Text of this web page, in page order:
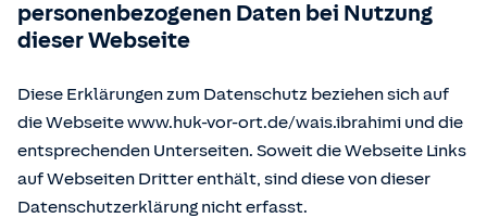
personenbezogenen Daten bei Nutzung
dieser Webseite
Diese Erklärungen zum Datenschutz beziehen sich auf
die Webseite www.huk-vor-ort.de/wais.ibrahimi und die
entsprechenden Unterseiten. Soweit die Webseite Links
auf Webseiten Dritter enthält, sind diese von dieser
Datenschutzerklärung nicht erfasst.